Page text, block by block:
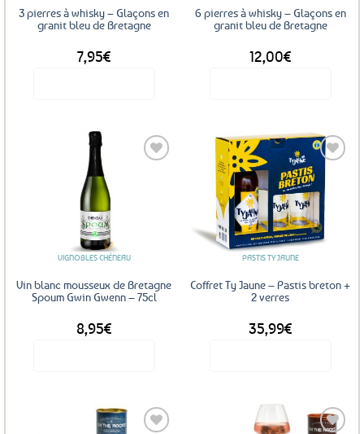
3 pierres à whisky – Glaçons en
granit bleu de Bretagne
7,95€
6 pierres à whisky – Glaçons en
granit bleu de Bretagne
12,00€
VIGNOBLES CHÉNEAU
Vin blanc mousseux de Bretagne
Spoum Gwin Gwenn – 75cl
8,95€
Ajouter
aux
favoris
PASTIS TY JAUNE
Coffret Ty Jaune – Pastis breton +
2 verres
35,99€